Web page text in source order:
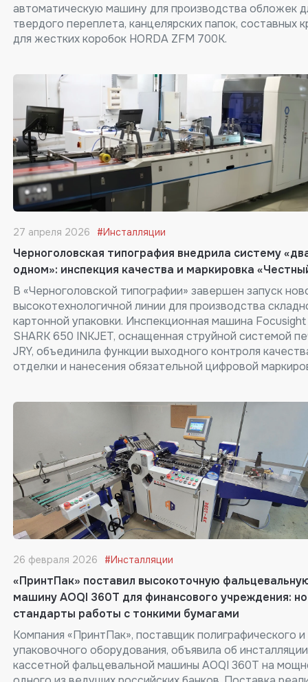
автоматическую машину для производства обложек
твердого переплета, канцелярских папок, составных
для жестких коробок HORDA ZFM 700K.
27 апреля 2026 #Инсталляции
Черноголовская типография внедрила систему
одном»: инспекция качества и маркировка
В «Черноголовской типографии» завершен запуск
высокотехнологичной линии для производства
картонной упаковки. Инспекционная машина
SHARK 650 INKJET, оснащенная струйной системой
JRY, объединила функции выходного контроля
отделки и нанесения обязательной цифровой
26 февраля 2026 #Инсталляции
«ПринтПак» поставил высокоточную
машину AOQI 360T для финансового учреждения:
стандарты работы с тонкими бумагами
Компания «ПринтПак», поставщик полиграфического и
упаковочного оборудования, объявила об
кассетной фальцевальной машины AOQI 360T на